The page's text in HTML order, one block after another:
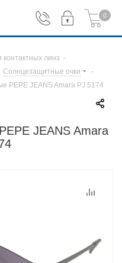
0
контактных линз -
Солнцезащитные очки
-
PEPE JEANS Amara PJ 5174
JEANS Amara